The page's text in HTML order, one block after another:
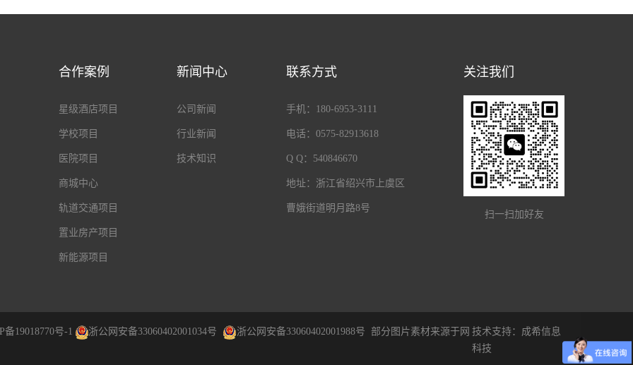
合作案例
星级酒店项目
学校项目
医院项目
商城中心
轨道交通项目
置业房产项目
新能源项目
新闻中心
公司新闻
行业新闻
技术知识
联系方式
手机：180-6953-3111
电话：0575-82913618
Q Q：540846670
地址：浙江省绍兴市上虞区
曹娥街道明月路8号
关注我们
扫一扫加好友
备19018770号-1 浙公网安备33060402001034号 浙公网安备33060402001988号 部分图片素材来源于网 技术支持： 成希信息
科技